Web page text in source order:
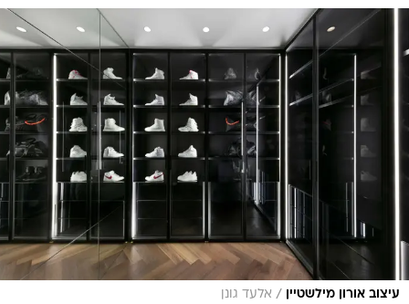
עיצוב אורון מילשטיין / אלעד גונן